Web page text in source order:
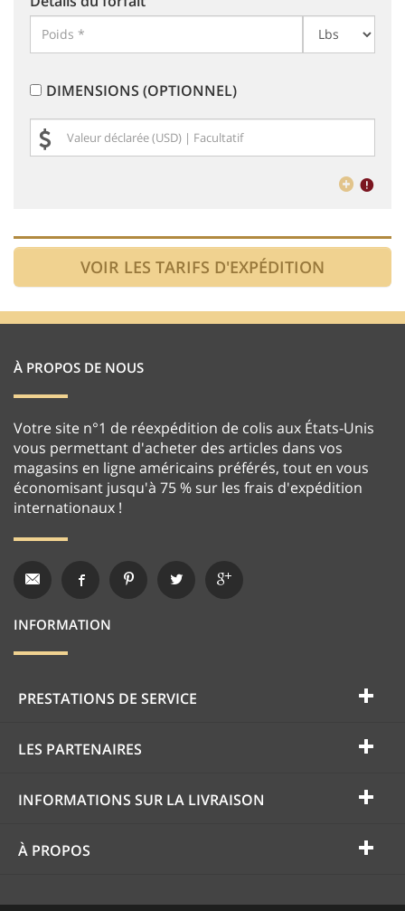
DIMENSIONS (OPTIONNEL)
À PROPOS DE NOUS
Votre site n°1 de réexpédition de colis aux États-Unis
vous permettant d'acheter des articles dans vos
magasins en ligne américains préférés, tout en vous
économisant jusqu'à 75 % sur les frais d'expédition
internationaux !
INFORMATION
PRESTATIONS DE SERVICE
LES PARTENAIRES
INFORMATIONS SUR LA LIVRAISON
À PROPOS